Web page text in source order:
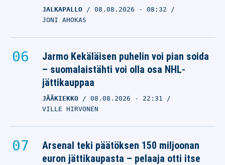
JALKAPALLO 08.08.2026 - 08:32
JONI AHOKAS
Jarmo Kekäläisen puhelin voi pian soida
– suomalaistähti voi olla osa NHL-
jättikauppaa
JÄÄKIEKKO 08.08.2026 - 22:31
VILLE HIRVONEN
Arsenal teki päätöksen 150 miljoonan
euron jättikaupasta – pelaaja otti itse